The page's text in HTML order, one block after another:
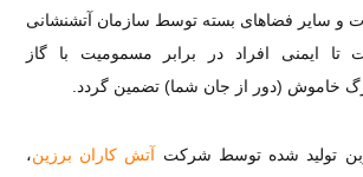
و سایر فضاهای بسته توسط سازمان آتشنشانی
تا ایمنی افراد در برابر مسمومیت با گاز
خاموش (دور از جان شما) تضمین گردد.
تولید شده توسط شرکت آتش کاران برزین،